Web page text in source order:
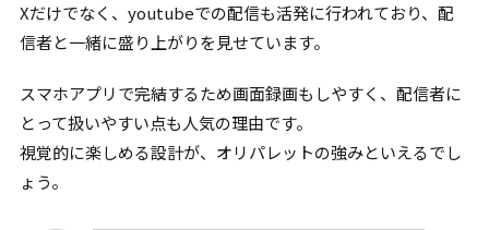
Xだけでなく、youtubeでの配信も活発に行われており、配
信者と一緒に盛り上がりを見せています。
スマホアプリで完結するため画面録画もしやすく、配信者に
とって扱いやすい点も人気の理由です。
視覚的に楽しめる設計が、オリパレットの強みといえるでし
ょう。